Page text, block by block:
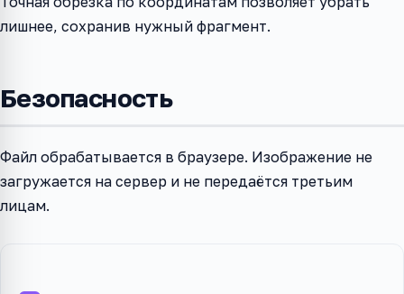
лишнее, сохранив нужный фрагмент.
Безопасность
Файл обрабатывается в браузере. Изображение не
загружается на сервер и не передаётся третьим
лицам.